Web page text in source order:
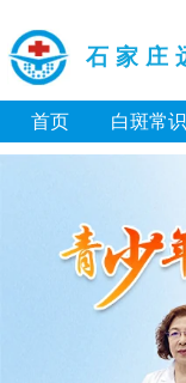
石家庄
首页 白斑常识